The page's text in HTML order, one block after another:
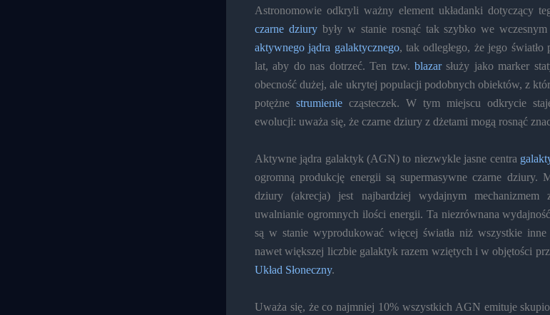
Astronomowie odkryli ważny element układanki dotyczący
czarne dziurybyły w stanie rosnąć tak szybko we wczesnym
aktywnego jądra galaktycznego, tak odległego, że jego światło
lat, aby do nas dotrzeć. Ten tzw. blazarsłuży jako marker
obecność dużej, ale ukrytej populacji podobnych obiektów, z
potężne strumienie cząsteczek. W tym miejscu odkrycie
ewolucji: uważa się, że czarne dziury z dżetami mogą rosnąć
Aktywne jądra galaktyk (AGN) to niezwykle jasne centra
ogromną produkcję energii są supermasywne czarne dziury.
dziury (akrecja) jest najbardziej wydajnym
uwalnianie ogromnych ilości energii. Ta niezrównana
są w stanie wyprodukować więcej światła niż wszystkie
nawet większej liczbie galaktyk razem wziętych i w objętości
Układ Słoneczny.
Uważa się, że co najmniej 10% wszystkich AGN emituje